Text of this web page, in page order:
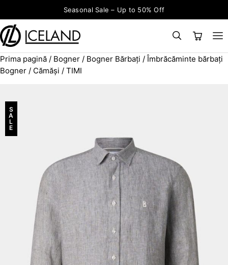
Seasonal Sale – Up to 50% Off
Search for:
CAUTĂ ×
Prima pagină / Bogner / Bogner Bărbați / Îmbrăcăminte bărbați
Bogner / Cămăși / TIMI
S
A
L
E